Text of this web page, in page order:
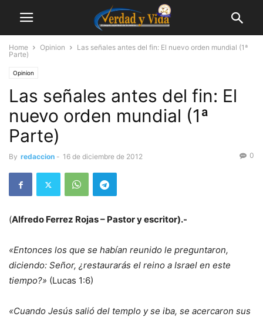
Home Opinion
Las señales antes del fin: El nuevo orden mundial (1ª
Parte)
Opinion
Las señales antes del fin: El
nuevo orden mundial (1ª
Parte)
By redaccion - 16 de diciembre de 2012 0
(Alfredo Ferrez Rojas – Pastor y escritor).-
«Entonces los que se habían reunido le preguntaron,
diciendo: Señor, ¿restaurarás el reino a Israel en este
tiempo?» (Lucas 1:6)
«Cuando Jesús salió del templo y se iba, se acercaron sus